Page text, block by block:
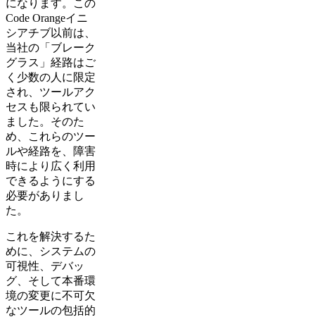
になります。この
Code Orangeイニ
シアチブ以前は、
当社の「ブレーク
グラス」経路はご
く少数の人に限定
され、ツールアク
セスも限られてい
ました。そのた
め、これらのツー
ルや経路を、障害
時により広く利用
できるようにする
必要がありまし
た。
これを解決するた
めに、システムの
可視性、デバッ
グ、そして本番環
境の変更に不可欠
なツールの包括的